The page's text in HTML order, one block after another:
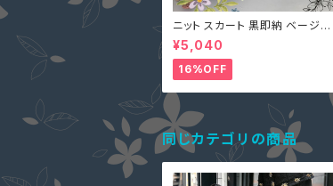
ニット スカート 黒即納 ベージュ
フリー スリット ボトムス 個性的
美脚 ウエストゴム 90010426 ロ
ングスカート リブ編み 巻きスカー
ト風 ラップ
¥5,040
16%OFF
同じカテゴリの商品